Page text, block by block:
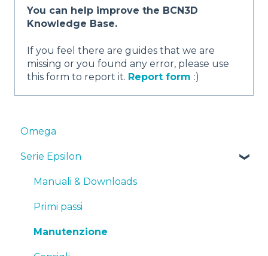
You can help improve the BCN3D
Knowledge Base.
If you feel there are guides that we are
missing or you found any error, please use
this form to report it. Report form :)
Omega
Serie Epsilon
Manuali & Downloads
Primi passi
Manutenzione